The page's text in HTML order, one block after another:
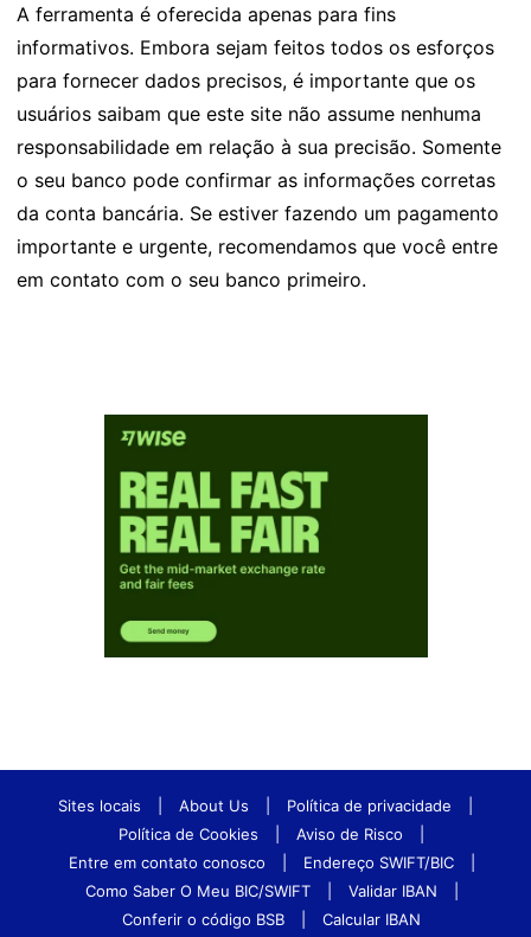
A ferramenta é oferecida apenas para fins
informativos. Embora sejam feitos todos os esforços
para fornecer dados precisos, é importante que os
usuários saibam que este site não assume nenhuma
responsabilidade em relação à sua precisão. Somente
o seu banco pode confirmar as informações corretas
da conta bancária. Se estiver fazendo um pagamento
importante e urgente, recomendamos que você entre
em contato com o seu banco primeiro.
Sites locais About Us Política de privacidade
Política de Cookies
Aviso de Risco
Entre em contato conosco
Endereço SWIFT/BIC
Como Saber O Meu BIC/SWIFT
Validar IBAN
Conferir o código BSB
Calcular IBAN